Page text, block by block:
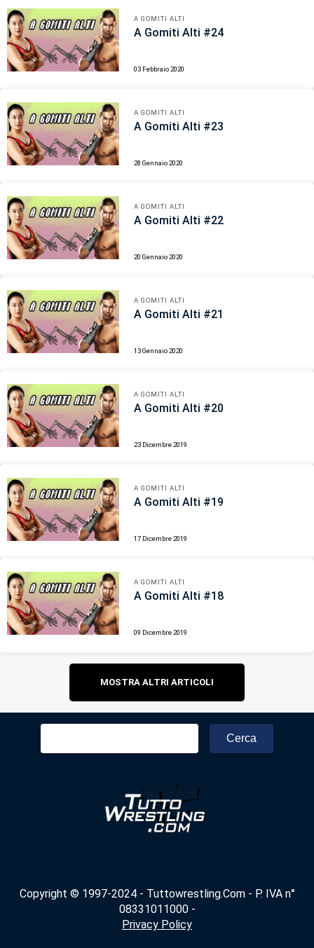
A GOMITI ALTI
A Gomiti Alti #24
03 Febbraio 2020
A GOMITI ALTI
A Gomiti Alti #23
28 Gennaio 2020
A GOMITI ALTI
A Gomiti Alti #22
20 Gennaio 2020
A GOMITI ALTI
A Gomiti Alti #21
13 Gennaio 2020
A GOMITI ALTI
A Gomiti Alti #20
23 Dicembre 2019
A GOMITI ALTI
A Gomiti Alti #19
17 Dicembre 2019
A GOMITI ALTI
A Gomiti Alti #18
09 Dicembre 2019
Navigazione
articoli
MOSTRA ALTRI ARTICOLI
Ricerca
Copyright © 1997-2024 - Tuttowrestling.Com - P. IVA n°
08331011000 -
Privacy Policy